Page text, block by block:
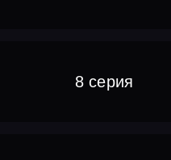
8 серия